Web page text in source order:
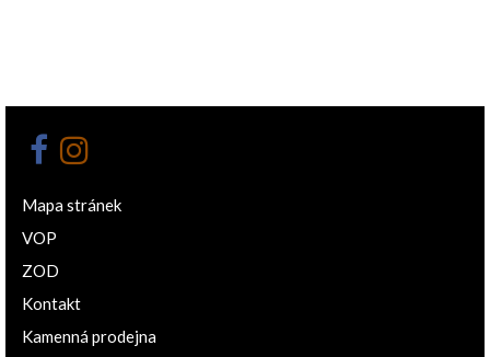
Mapa stránek
VOP
ZOD
Kontakt
Kamenná prodejna